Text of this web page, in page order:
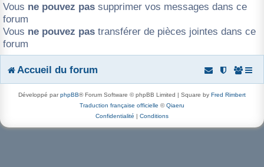
Vous ne pouvez pas supprimer vos messages dans ce
forum
Vous ne pouvez pas transférer de pièces jointes dans ce
forum
Accueil du forum
Développé parphpBB® Forum Software © phpBB Limited | Square by Fred Rimbert
Traduction française officielle ©Qiaeru
Confidentialité | Conditions